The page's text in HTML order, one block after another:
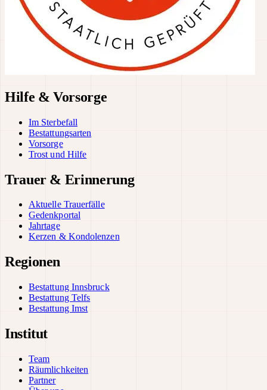
Hilfe & Vorsorge
Im Sterbefall
Bestattungsarten
Vorsorge
Trost und Hilfe
Trauer & Erinnerung
Aktuelle Trauerfälle
Gedenkportal
Jahrtage
Kerzen & Kondolenzen
Regionen
Bestattung Innsbruck
Bestattung Telfs
Bestattung Imst
Institut
Team
Räumlichkeiten
Partner